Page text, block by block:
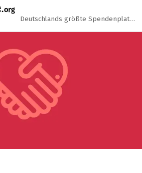
anzeigen
Deutschlands größte Spendenplattform